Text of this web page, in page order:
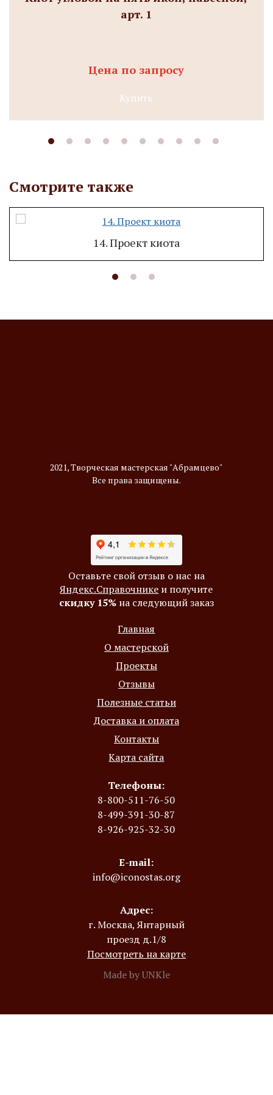
арт. 1
Цена по запросу
Купить
Смотрите также
14. Проект киота
2021, Творческая мастерская "Абрамцево"
Все права защищены.
Оставьте свой отзыв о нас на
Яндекс.Справочнике и получите
скидку 15% на следующий заказ
Главная
О мастерской
Проекты
Отзывы
Полезные статьи
Доставка и оплата
Контакты
Карта сайта
Телефоны:
8-800-511-76-50
8-499-391-30-87
8-926-925-32-30
E-mail:
info@iconostas.org
Адрес:
г. Москва, Янтарный
проезд д.1/8
Посмотреть на карте
Made by UNKle